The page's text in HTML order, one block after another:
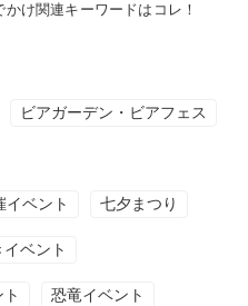
け関連キーワードはコレ！
ビアガーデン・ビアフェス
ベント 七夕まつり
ベント
恐竜イベント